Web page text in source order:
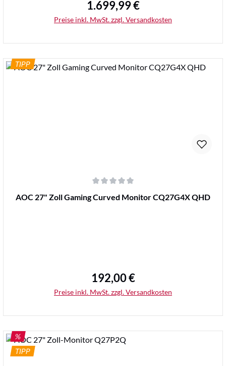
Regulärer Preis:
1.699,99 €
Preise inkl. MwSt. zzgl. Versandkosten
TIPP
Durchschnittliche Bewertung von 0 von 5 Sternen
AOC 27" Zoll Gaming Curved Monitor CQ27G4X QHD
Regulärer Preis:
192,00 €
Preise inkl. MwSt. zzgl. Versandkosten
RABATT
%
TIPP